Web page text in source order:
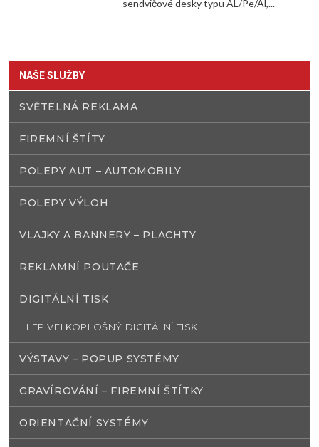
sendvičové desky typu AL/Pe/Al,...
NAŠE SLUŽBY
SVĚTELNÁ REKLAMA
FIREMNÍ ŠTÍTY
POLEPY AUT – AUTOMOBILY
POLEPY VÝLOH
VLAJKY A BANNERY – PLACHTY
REKLAMNÍ POUTAČE
DIGITÁLNÍ TISK
LFP VELKOPLOŠNÝ DIGITÁLNÍ TISK
VÝSTAVY – POPUP SYSTÉMY
GRAVÍROVÁNÍ – FIREMNÍ ŠTÍTKY
ORIENTAČNÍ SYSTÉMY